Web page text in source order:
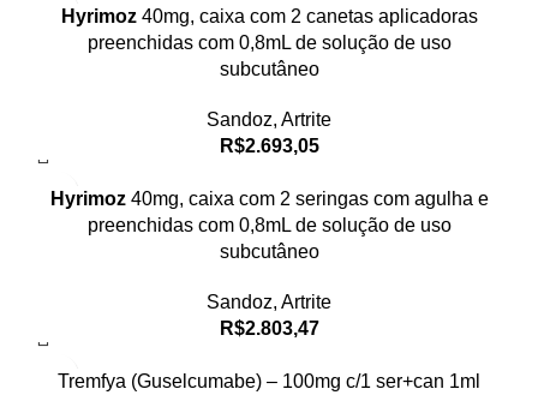
Hyrimoz40mg, caixa com 2 canetas aplicadoras
preenchidas com 0,8mL de solução de uso
subcutâneo
Sandoz, Artrite
R$2.693,05
Hyrimoz40mg, caixa com 2 seringas com agulha e
preenchidas com 0,8mL de solução de uso
subcutâneo
Sandoz, Artrite
R$2.803,47
Tremfya (Guselcumabe) – 100mg c/1 ser+can 1ml